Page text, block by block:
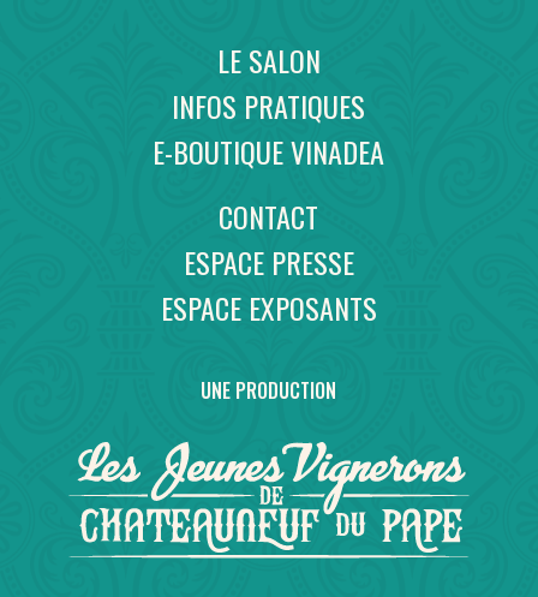
LE SALON
INFOS PRATIQUES
E-BOUTIQUE VINADEA
CONTACT
ESPACE PRESSE
ESPACE EXPOSANTS
UNE PRODUCTION